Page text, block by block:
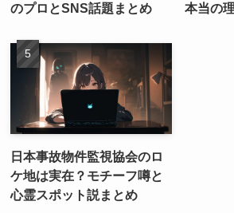
のプロとSNS話題まとめ
本当の
日本事故物件監視協会のロ
ケ地は実在？モチーフ噂と
心霊スポット説まとめ